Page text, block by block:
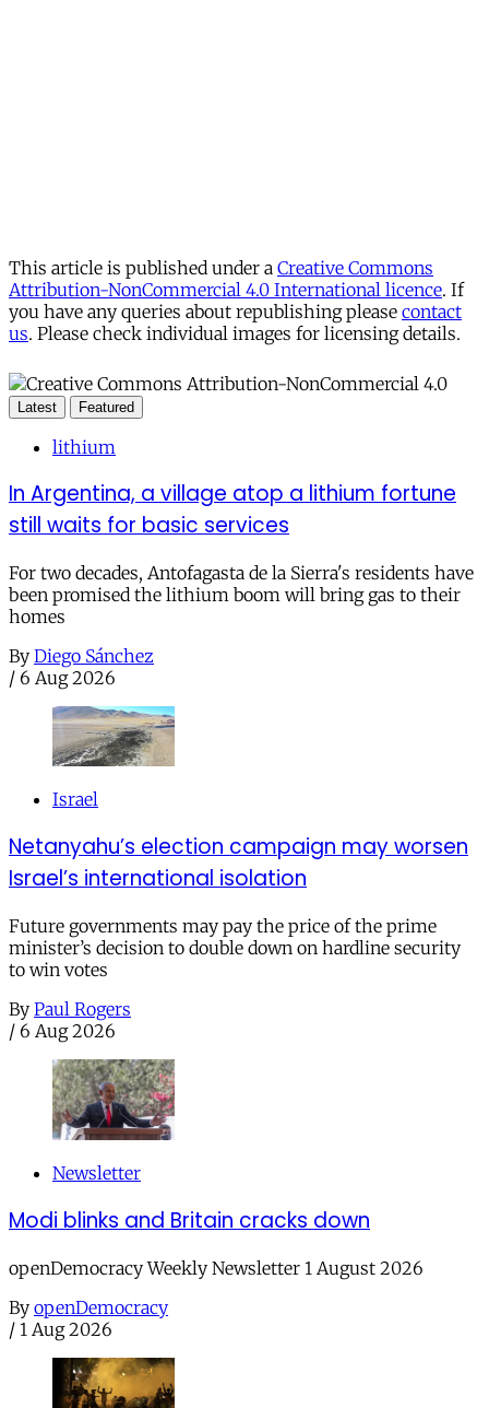
This article is published under a Creative Commons
Attribution-NonCommercial 4.0 International licence. If
you have any queries about republishing please contact
us. Please check individual images for licensing details.
Latest Featured
lithium
In Argentina, a village atop a lithium fortune
still waits for basic services
For two decades, Antofagasta de la Sierra's residents have
been promised the lithium boom will bring gas to their
homes
By Diego Sánchez
/ 6 Aug 2026
Israel
Netanyahu’s election campaign may worsen
Israel’s international isolation
Future governments may pay the price of the prime
minister’s decision to double down on hardline security
to win votes
By Paul Rogers
/ 6 Aug 2026
Newsletter
Modi blinks and Britain cracks down
openDemocracy Weekly Newsletter 1 August 2026
By openDemocracy
/ 1 Aug 2026